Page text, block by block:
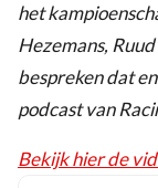
het
Hezemans,
bespreken dat
podcast van
Bekijk hier de